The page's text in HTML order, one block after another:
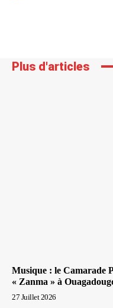
Plus d'articles
Musique : le Camarade
« Zanma » à
27 Juillet 2026